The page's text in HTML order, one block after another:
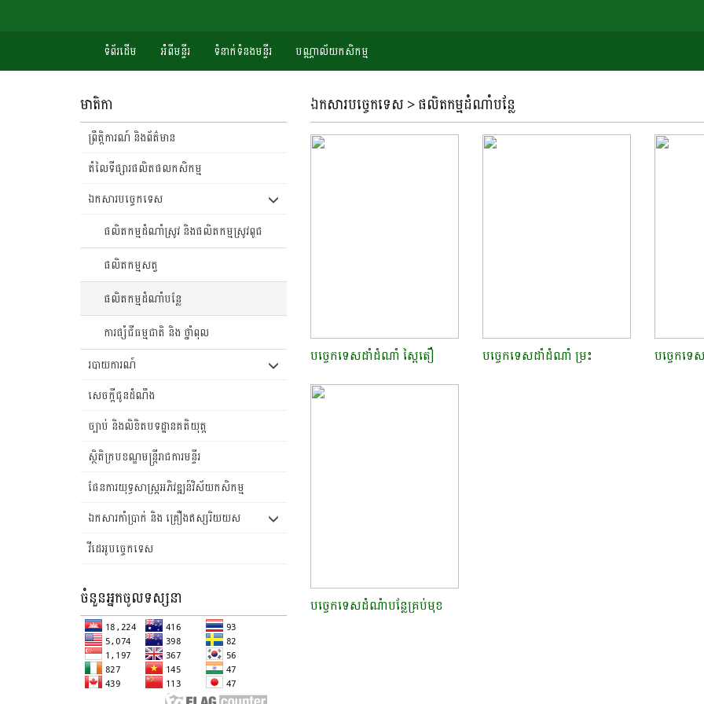
ទំព័រដើម អំំពីមន្ទីរ ទំនាក់ទំនងមន្ទីរ បណ្ណាល័យកសិកម្ម
មាតិកា
ព្រឹត្តិការណ៍ និងព័ត៌មាន
តំលៃទីផ្សារផលិតផលកសិកម្ម
ឯកសារបច្ចេកទេស
ផលិតកម្មដំណាំស្រូវ និងផលិតកម្មស្រូវពូជ
ផលិតកម្មសត្វ
ផលិតកម្មដំណាំបន្លែ
ការផ្សំជីធម្មជាតិ និង ថ្នាំពុល
របាយការណ៍
សេចក្តីជូនដំណឹង
ច្បាប់ និងលិខិតបទដ្ឋានគតិយុត្ត
ស្ថិតិក្របខណ្ឌមន្រ្តីរាជការមន្ទីរ
ផែនការយុទ្ធសាស្រ្តអភិវឌ្ឍន៍វិស័យកសិកម្ម
ឯកសារកាំប្រាក់ និង គ្រឿងឥស្សរិយយស
វីដេអូបច្ចេកទេស
ចំនួនអ្នកចូលទស្សនា
ឯកសារបច្ចេកទេស > ផលិតកម្មដំណាំបន្លែ
បច្ចេកទេសដាំដំណាំ ស្ពៃតឿ​ បច្ចេកទេសដាំដំណាំ ម្រះ​ បច្ចេកទ
បច្ចេកទេសដំណំាបន្លែគ្រប់មុខ​